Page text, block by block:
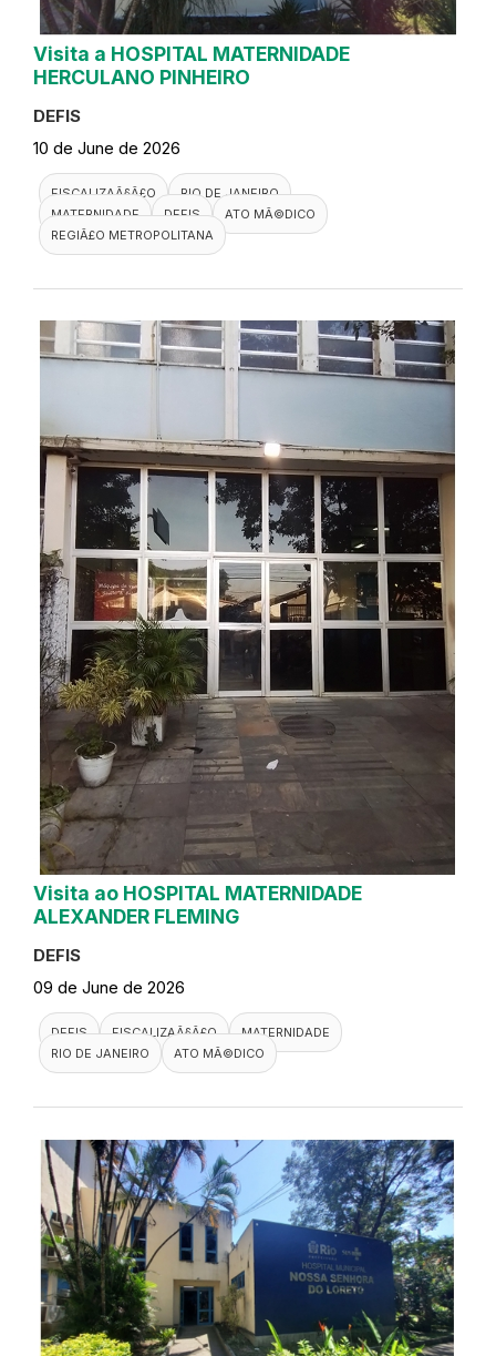
Visita a HOSPITAL MATERNIDADE
HERCULANO PINHEIRO
DEFIS
10 de June de 2026
FISCALIZAÃ§Ã£O
RIO DE JANEIRO
MATERNIDADE
DEFIS
ATO MÃ©DICO
REGIÃ£O METROPOLITANA
Visita ao HOSPITAL MATERNIDADE
ALEXANDER FLEMING
DEFIS
09 de June de 2026
DEFIS FISCALIZAÃ§Ã£O
MATERNIDADE
RIO DE JANEIRO
ATO MÃ©DICO